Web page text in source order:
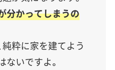
分かってしまうの
純粋に家を建てよう
ないですよ。